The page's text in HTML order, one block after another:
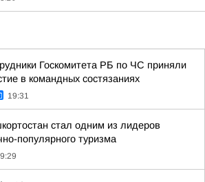
Госкомитета РБ по ЧС приняли
в командных состязаниях
19:31
стал одним из лидеров
популярного туризма